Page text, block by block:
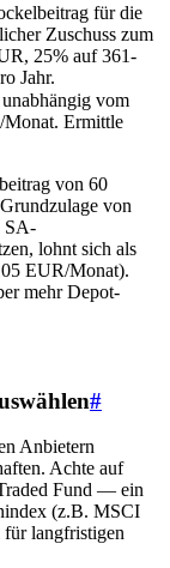
für die
Zuschuss zum
25% auf 361-
Jahr.
vom
Ermittle
von 60
von
SA-
lohnt sich als
EUR/Monat).
mehr Depot-
#
Anbietern
Achte auf
Fund — ein
(z.B. MSCI
für langfristigen